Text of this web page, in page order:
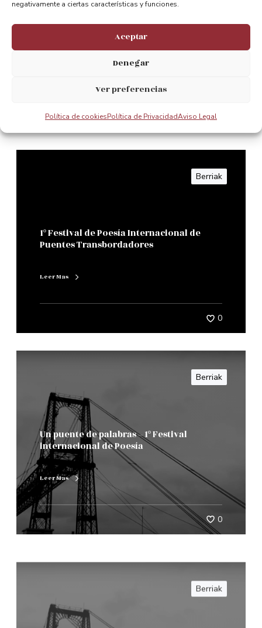
negativamente a ciertas características y funciones.
Aceptar
Denegar
Ver preferencias
Política de cookiesPolítica de PrivacidadAviso Legal
1º Festival de Poesía Internacional de
Puentes Transbordadores
Berriak
1º Festival de Poesía Internacional de
Puentes Transbordadores
Leer Mas
0
Berriak
Un puente de palabras – 1º Festival
internacional de Poesía
Leer Mas
0
Berriak